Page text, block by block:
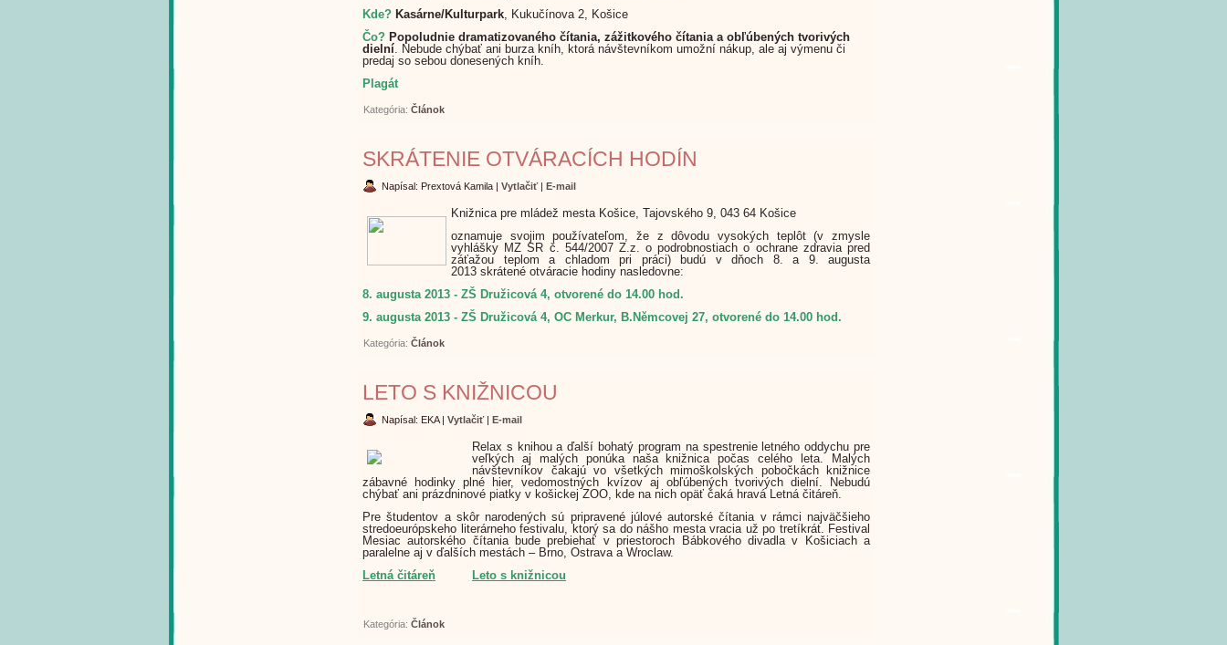
Kde? Kasárne/Kulturpark, Kukučínova 2, Košice
Čo? Popoludnie dramatizovaného čítania, zážitkového čítania a obľúbených tvorivých
dielní. Nebude chýbať ani burza kníh, ktorá návštevníkom umožní nákup, ale aj výmenu či
predaj so sebou donesených kníh.
Plagát
Kategória: Článok
SKRÁTENIE OTVÁRACÍCH HODÍN
Napísal: Prextová Kamila | Vytlačiť | E-mail
Knižnica pre mládež mesta Košice, Tajovského 9, 043 64 Košice
oznamuje svojim používateľom, že z dôvodu vysokých teplôt(v zmysle
vyhlášky MZ SR č. 544/2007 Z.z. o podrobnostiach o ochrane zdravia pred
záťažou teplom a chladom pri práci)
budú v dňoch 8. a 9. augusta
2013 skrátené otváracie hodiny nasledovne:
8. augusta 2013 - ZŠ Družicová 4, otvorené do 14.00 hod.
9. augusta 2013 - ZŠ Družicová 4, OC Merkur, B.Němcovej 27, otvorené do 14.00 hod.
Kategória: Článok
LETO S KNIŽNICOU
Napísal: EKA| Vytlačiť | E-mail
Relax s knihou a ďalší bohatý program na spestrenie letného oddychu pre
veľkých aj malých ponúka naša knižnica počas celého leta. Malých
návštevníkov čakajú vo všetkých mimoškolských pobočkách knižnice
zábavné hodinky plné hier, vedomostných kvízov aj obľúbených tvorivých dielní. Nebudú
chýbať ani prázdninové piatky v košickej ZOO, kde na nich opäť čaká hravá Letná čitáreň.
Pre študentov a skôr narodených sú pripravené júlové autorské čítania v rámci najväčšieho
stredoeurópskeho literárneho festivalu, ktorý sa do nášho mesta vracia už po tretíkrát. Festival
Mesiac autorského čítania bude prebiehať v priestoroch Bábkového divadla v Košiciach a
paralelne aj v ďalších mestách – Brno, Ostrava a Wroclaw.
Letná čitáreň
Leto s knižnicou
Kategória: Článok